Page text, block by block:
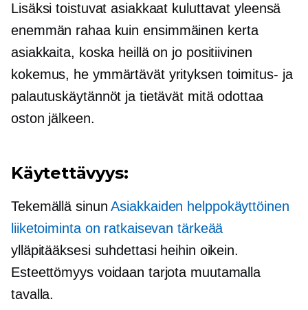
Lisäksi toistuvat asiakkaat kuluttavat yleensä
enemmän rahaa kuinensimmäinen kerta
asiakkaita, koska heillä on jo positiivinen
kokemus, he ymmärtävät yrityksen toimitus- ja
palautuskäytännöt ja tietävät mitä odottaa
oston jälkeen.
Käytettävyys:
Tekemällä sinunAsiakkaiden helppokäyttöinen
liiketoiminta on ratkaisevan tärkeää
ylläpitääksesi suhdettasi heihin oikein.
Esteettömyys voidaan tarjota muutamalla
tavalla.